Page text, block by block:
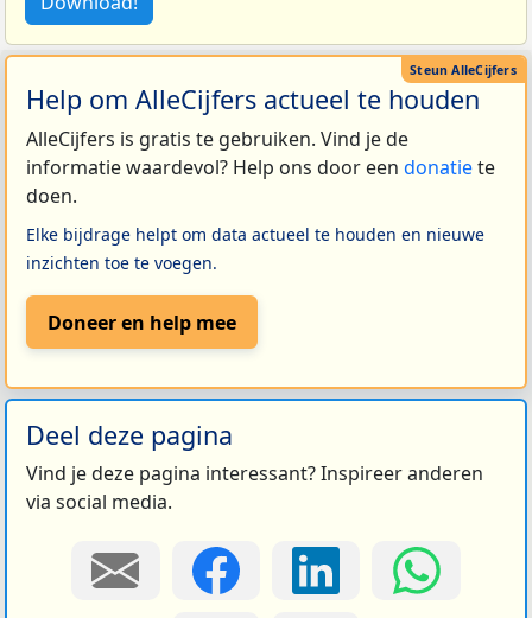
Help om AlleCijfers actueel te houden
AlleCijfers is gratis te gebruiken. Vind je de
informatie waardevol? Help ons door een donatiete
doen.
Elke bijdrage helpt om data actueel te houden en nieuwe
inzichten toe te voegen.
Doneer en help mee
Deel deze pagina
Vind je deze pagina interessant? Inspireer anderen
via social media.